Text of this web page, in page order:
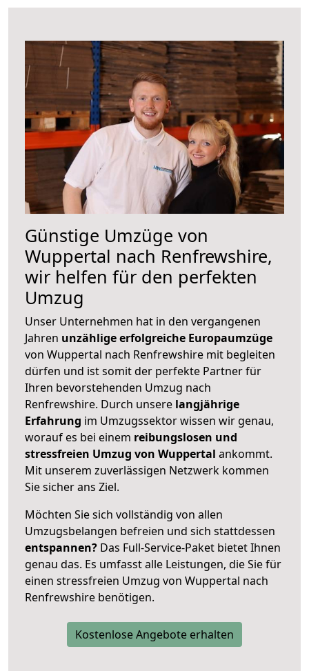
Günstige Umzüge von
Wuppertal nach Renfrewshire,
wir helfen für den perfekten
Umzug
Unser Unternehmen hat in den vergangenen
Jahren unzählige erfolgreiche Europaumzüge
von Wuppertal nach Renfrewshire mit begleiten
dürfen und ist somit der perfekte Partner für
Ihren bevorstehenden Umzug nach
Renfrewshire. Durch unsere langjährige
Erfahrung im Umzugssektor wissen wir genau,
worauf es bei einem reibungslosen und
stressfreien Umzug von Wuppertal ankommt.
Mit unserem zuverlässigen Netzwerk kommen
Sie sicher ans Ziel.
Möchten Sie sich vollständig von allen
Umzugsbelangen befreien und sich stattdessen
entspannen? Das Full-Service-Paket bietet Ihnen
genau das. Es umfasst alle Leistungen, die Sie für
einen stressfreien Umzug von Wuppertal nach
Renfrewshire benötigen.
Kostenlose Angebote erhalten